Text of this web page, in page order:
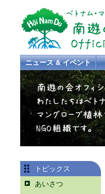
ニュース & イベント
トピックス
あいさつ